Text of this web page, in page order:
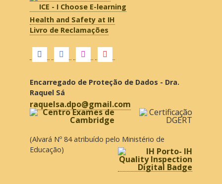
ICE - I Choose E-learning
Health and Safety at IH
Livro de Reclamações
Encarregado de Proteção de Dados - Dra.
Raquel Sá
raquelsa.dpo@gmail.com
(Alvará Nº 84 atribuído pelo Ministério de
Educação)